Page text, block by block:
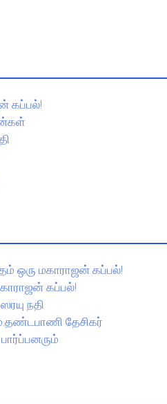
கப்பல்!
ஒரு மகாராஜன் கப்பல்!
கப்பல்!
நதி
தேசிகர்